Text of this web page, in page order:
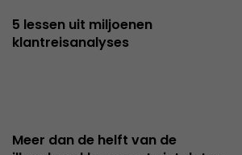
5 lessen uit miljoenen
klantreisanalyses
Meer dan de helft van de